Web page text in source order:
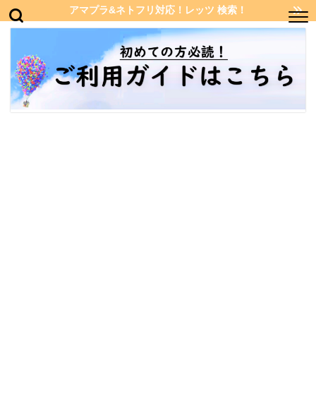
アマプラ&ネトフリ対応！レッツ 検索！